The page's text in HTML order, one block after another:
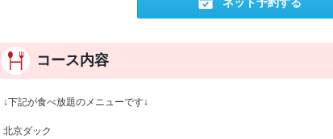
コース内容
↓下記が食べ放題のメニューです↓
北京ダック